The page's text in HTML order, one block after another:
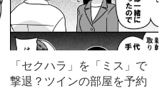
「セクハラ」を「ミス」で
撃退？ツインの部屋を予約